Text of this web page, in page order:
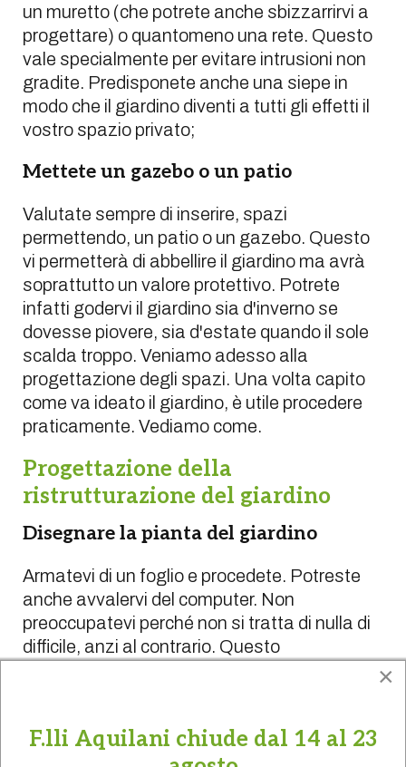
un muretto (che potrete anche sbizzarrirvi a
progettare) o quantomeno una rete. Questo
vale specialmente per evitare intrusioni non
gradite. Predisponete anche una siepe in
modo che il giardino diventi a tutti gli effetti il
vostro spazio privato;
Mettete un gazebo o un patio
Valutate sempre di inserire, spazi
permettendo, un patio o un gazebo. Questo
vi permetterà di abbellire il giardino ma avrà
soprattutto un valore protettivo. Potrete
infatti godervi il giardino sia d'inverno se
dovesse piovere, sia d'estate quando il sole
scalda troppo. Veniamo adesso alla
progettazione degli spazi. Una volta capito
come va ideato il giardino, è utile procedere
praticamente. Vediamo come.
Progettazione della
ristrutturazione del giardino
Disegnare la pianta del giardino
Armatevi di un foglio e procedete. Potreste
anche avvalervi del computer. Non
preoccupatevi perché non si tratta di nulla di
difficile, anzi al contrario. Questo
suggerimento serve per facilitarvi il compito. Il
Ci sono persone infatti che hanno la capacità
×
F.lli Aquilani chiude dal 14 al 23